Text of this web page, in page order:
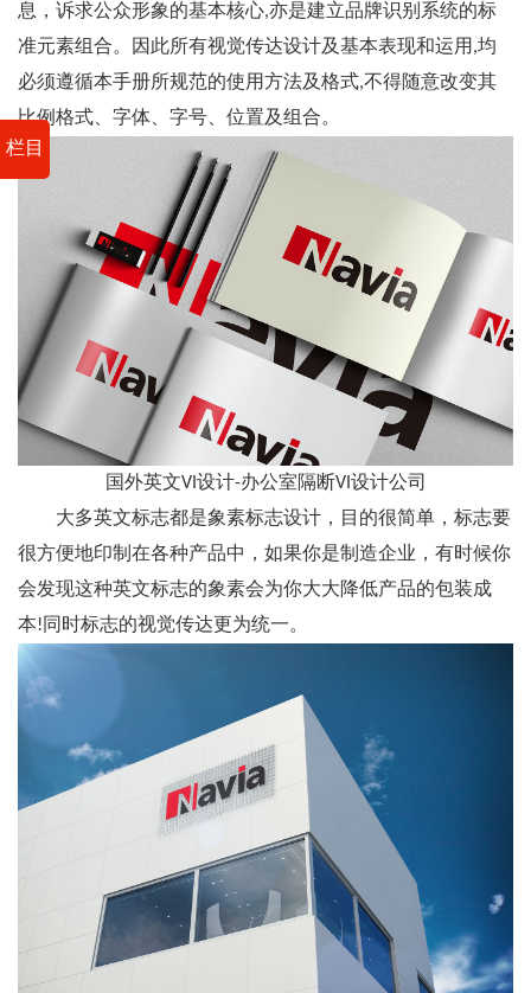
栏目
息，诉求公众形象的基本核心,亦是建立品牌识别系统的标
准元素组合。因此所有视觉传达设计及基本表现和运用,均
必须遵循本手册所规范的使用方法及格式,不得随意改变其
比例格式、字体、字号、位置及组合。
国外英文VI设计-办公室隔断VI设计公司
大多英文标志都是象素标志设计，目的很简单，标志要
很方便地印制在各种产品中，如果你是制造企业，有时候你
会发现这种英文标志的象素会为你大大降低产品的包装成
本!同时标志的视觉传达更为统一。